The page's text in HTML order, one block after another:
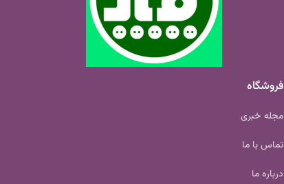
فروشگاه
مجله خبری
تماس با ما
درباره ما